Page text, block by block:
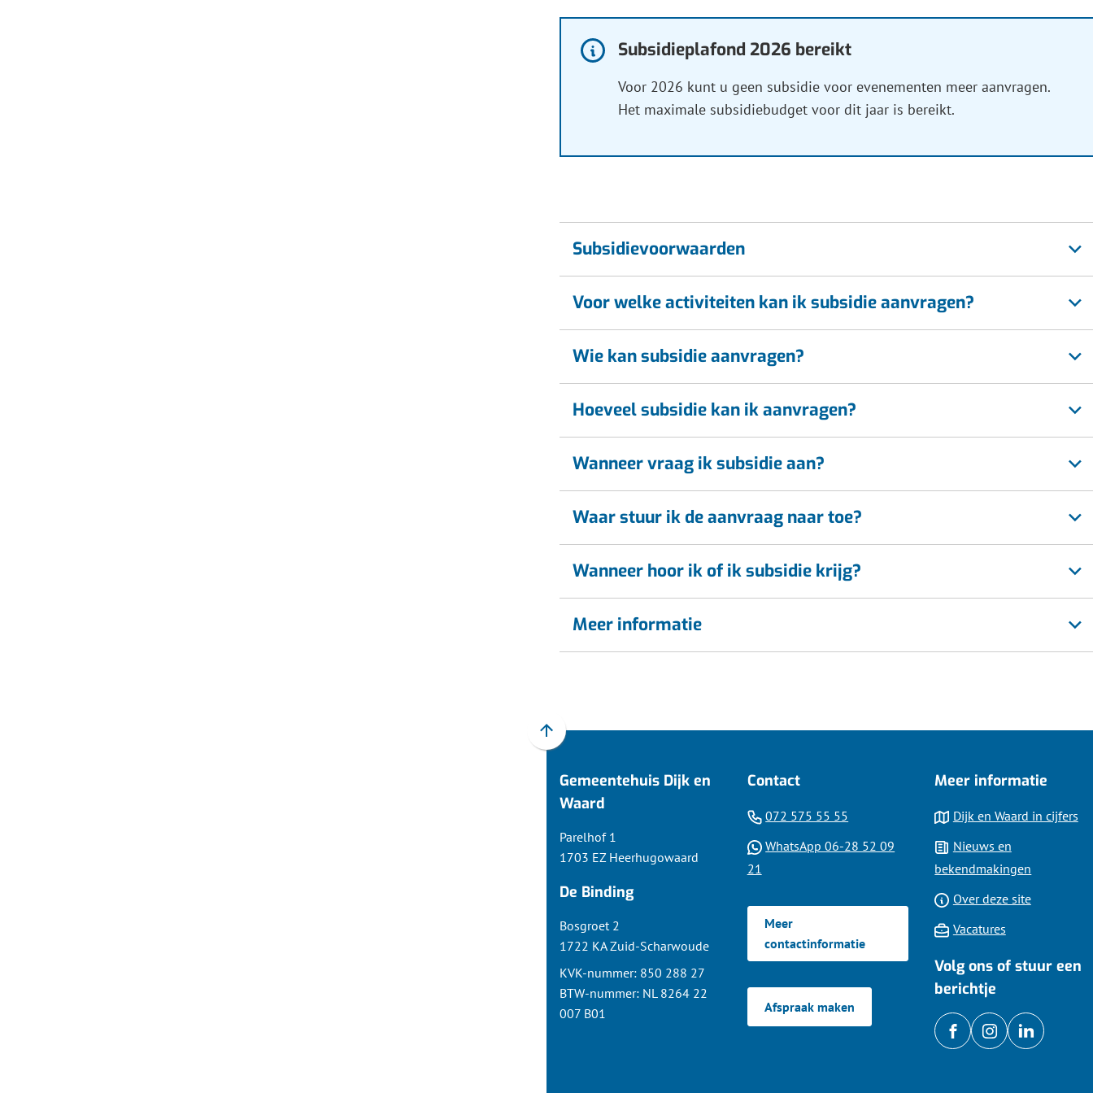
Gebruik
de
toets
om
waarde
Informatie:
Subsidieplafond 2026 bereikt
Voor 2026 kunt u geen subsidie voor evenementen meer aanvragen.
Het maximale subsidiebudget voor dit jaar is bereikt.
Subsidievoorwaarden
Voor welke activiteiten kan ik subsidie aanvragen?
Wie kan subsidie aanvragen?
Hoeveel subsidie kan ik aanvragen?
Wanneer vraag ik subsidie aan?
Waar stuur ik de aanvraag naar toe?
Wanneer hoor ik of ik subsidie krijg?
Meer informatie
Scroll
boven
naar
begin
van
paginainhoud
Gemeentehuis Dijk en
Waard
Parelhof 1
1703 EZ Heerhugowaard
De Binding
Bosgroet 2
1722 KA Zuid-Scharwoude
KVK-nummer: 850 288 27
BTW-nummer: NL 8264 22
007 B01
Contact
072 575 55 55
naar
WhatsApp 06-28 52 09
21
Whatsapp
telefoonnummer)
Meer
contactinformatie
Afspraak maken
Meer informatie
Dijk en Waard in cijfers
Nieuws en
bekendmakingen
Over deze site
Vacatures
Volg ons of stuur een
berichtje
/gemDijkenWaard
(Verwijst(Verwijst(Verwijst